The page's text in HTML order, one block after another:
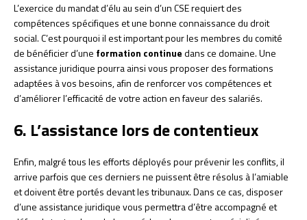
L’exercice du mandat d’élu au sein d’un CSE requiert des
compétences spécifiques et une bonne connaissance du droit
social. C’est pourquoi il est important pour les membres du comité
de bénéficier d’une formation continuedans ce domaine. Une
assistance juridique pourra ainsi vous proposer des formations
adaptées à vos besoins, afin de renforcer vos compétences et
d’améliorer l’efficacité de votre action en faveur des salariés.
6. L’assistance lors de contentieux
Enfin, malgré tous les efforts déployés pour prévenir les conflits, il
arrive parfois que ces derniers ne puissent être résolus à l’amiable
et doivent être portés devant les tribunaux. Dans ce cas, disposer
d’une assistance juridique vous permettra d’être accompagné et